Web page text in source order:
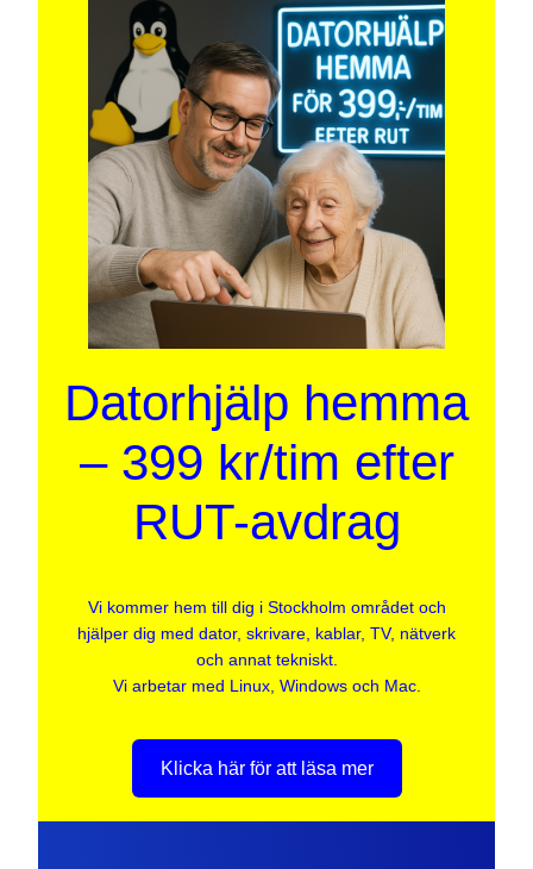
Datorhjälp hemma
– 399 kr/tim efter
RUT-avdrag
Vi kommer hem till dig i Stockholm området och
hjälper dig med dator, skrivare, kablar, TV, nätverk
och annat tekniskt.
Vi arbetar med Linux, Windows och Mac.
Klicka här för att läsa mer